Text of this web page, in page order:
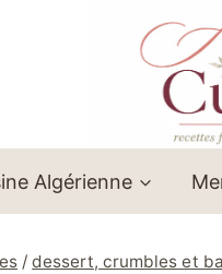
Algérienne
/ dessert, crumbles et